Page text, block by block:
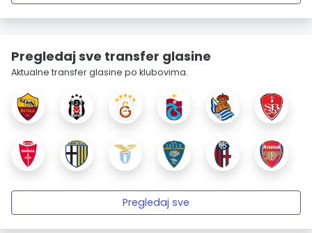
Pregledaj sve transfer glasine
Aktualne transfer glasine po klubovima.
Pregledaj sve